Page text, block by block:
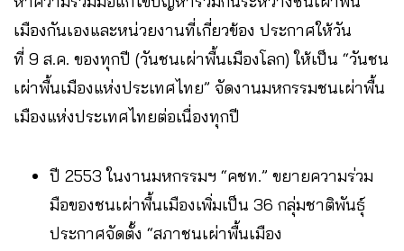
เมืองกันเองและหน่วยงานที่เกี่ยวข้อง ประกาศให้วัน
ที่ 9 ส.ค. ของทุกปี (วันชนเผ่าพื้นเมืองโลก) ให้เป็น “วันชน
เผ่าพื้นเมืองแห่งประเทศไทย” จัดงานมหกรรมชนเผ่าพื้น
เมืองแห่งประเทศไทยต่อเนื่องทุกปี
ปี 2553 ในงานมหกรรมฯ “คชท.” ขยายความร่วม
มือของชนเผ่าพื้นเมืองเพิ่มเป็น 36 กลุ่มชาติพันธุ์
ประกาศจัดตั้ง “สภาชนเผ่าพื้นเมือง